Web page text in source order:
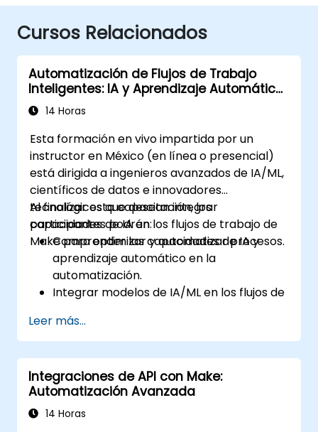
Cursos Relacionados
Automatización de Flujos de Trabajo
Inteligentes: IA y Aprendizaje Automático
con Make
14 Horas
Esta formación en vivo impartida por un
instructor en México (en línea o presencial)
está dirigida a ingenieros avanzados de IA/ML,
científicos de datos e innovadores
tecnológicos que desean integrar
capacidades de IA en los flujos de trabajo de
Make para optimizar y automatizar procesos.
Al finalizar esta capacitación, los
participantes podrán:
Comprender las capacidades de IA y
aprendizaje automático en la
automatización.
Integrar modelos de IA/ML en los flujos de
Implementar análisis de sentimiento,
modelado predictivo y toma de
decisiones basada en datos.
Optimizar y escalar flujos de trabajo
automatizados impulsados por IA.
Leer más...
Integraciones de API con Make:
Automatización Avanzada
14 Horas